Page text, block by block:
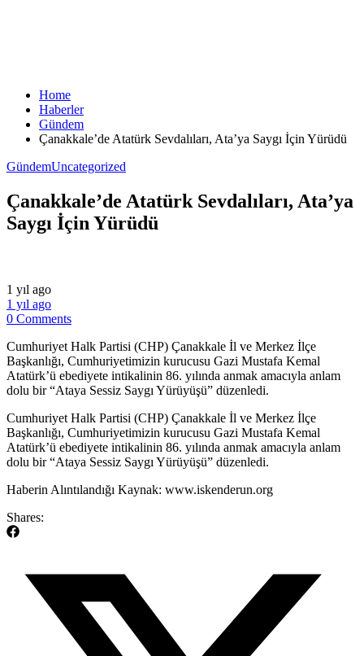
Home
Haberler
Gündem
Çanakkale’de Atatürk Sevdalıları, Ata’ya Saygı İçin Yürüdü
GündemUncategorized
Çanakkale’de Atatürk Sevdalıları, Ata’ya
Saygı İçin Yürüdü
1 yıl ago
1 yıl ago
0 Comments
Cumhuriyet Halk Partisi (CHP) Çanakkale İl ve Merkez İlçe
Başkanlığı, Cumhuriyetimizin kurucusu Gazi Mustafa Kemal
Atatürk’ü ebediyete intikalinin 86. yılında anmak amacıyla anlam
dolu bir “Ataya Sessiz Saygı Yürüyüşü” düzenledi.
​Cumhuriyet Halk Partisi (CHP) Çanakkale İl ve Merkez İlçe
Başkanlığı, Cumhuriyetimizin kurucusu Gazi Mustafa Kemal
Atatürk’ü ebediyete intikalinin 86. yılında anmak amacıyla anlam
dolu bir “Ataya Sessiz Saygı Yürüyüşü” düzenledi.
​Haberin Alıntılandığı Kaynak: www.iskenderun.org
Shares: